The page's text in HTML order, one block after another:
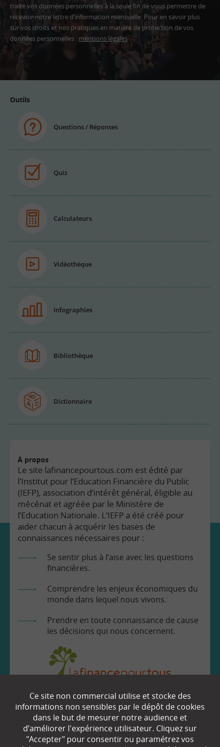
traite vos données personnelles à la seule fin de vous permettre de
recevoir notre lettre d’information mensuelle. Pour en savoir plus
sur vos droits et nos pratiques en matière de protection de vos
données personnelles : mentions légales
Outils
Questions / Réponses
Quiz
Calculateurs
Vidéothèque
Infographies
Bibliothèque
Dictionnaire
À propos
Le site lafinancepourtous.com est édité par
l’Institut pour l’Education Financière du Public
(IEFP), association d’intérêt général, éligible au
mécénat et agréée par le Ministère de
l’Education Nationale. L’IEFP a été créé pour
aider chacun à acquérir les bases de
connaissances nécessaires pour :
Se sentir plus à l’aise avec les questions
financières.
Comprendre les enjeux économiques du
monde dans lequel nous vivons.
Prendre en toute connaissance de cause
les décisions qui nous concernent.
EN SAVOIR
Qui sommes-nous ?
Ce site non commercial utilise et stocke des
informations non sensibles par le dépôt de cookies
dans le but de mesurer notre audience et
d’améliorer l'expérience utilisateur. Cliquez sur
"Accepter" pour consentir ou paramétrez vos